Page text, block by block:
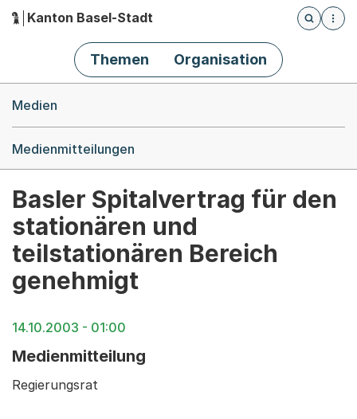
Hauptnavigation
Kanton Basel-Stadt
Öffnet
Themen Organisation
Medien
Medienmitteilungen
Basler Spitalvertrag für den
stationären und
teilstationären Bereich
genehmigt
14.10.2003 - 01:00
Medienmitteilung
Regierungsrat